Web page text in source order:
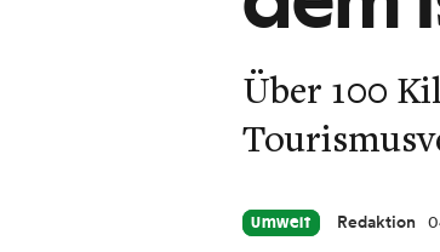
Über 100
Umwelt Redaktion